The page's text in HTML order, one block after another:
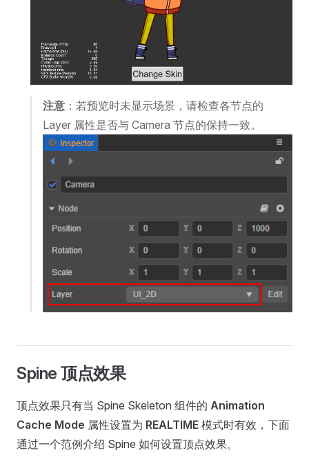
注意 ：若预览时未显示场景，请检查各节点的
Layer 属性是否与 Camera 节点的保持一致。
Spine 顶点效果
顶点效果只有当 Spine Skeleton 组件的 Animation
Cache Mode 属性设置为 REALTIME 模式时有效，下面
通过一个范例介绍 Spine 如何设置顶点效果。